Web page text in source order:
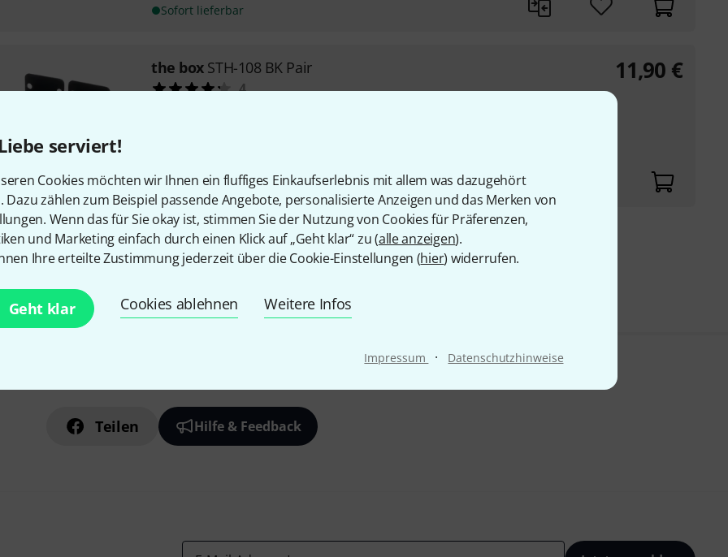
serviert!
Cookies möchten wir Ihnen ein fluffiges Einkaufserlebnis mit allem was dazugehört
Dazu zählen zum Beispiel passende Angebote, personalisierte Anzeigen und das Merken von
Wenn das für Sie okay ist, stimmen Sie der Nutzung von Cookies für Präferenzen,
und Marketing einfach durch einen Klick auf „Geht klar“ zu (alle anzeigen).
Ihre erteilte Zustimmung jederzeit über die Cookie-Einstellungen (hier) widerrufen.
Geht klar Cookies ablehnen Weitere Infos
Impressum · Datenschutzhinweise
Sofort lieferbar
the box STH-108 BK Pair
4
Sofort lieferbar
11,90 €
Kostenloser Versand ab 29 €
Teilen Hilfe & Feedback